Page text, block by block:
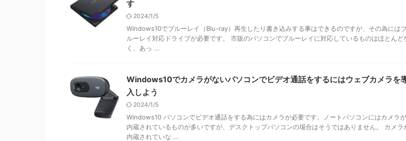
す
2024/1/5
Windows10でブルーレイ（Blu-ray）再生したり書き込みする事はできるのですが、その為には
ルーレイ対応ドライブが必要です。 市販のパソコンでブルーレイに対応しているものはほとんど
く、あっ ...
Windows10でカメラがないパソコンでビデオ通話をするにはウェブカメラを
入しよう
2024/1/5
Windows10 パソコンでビデオ通話をする為にはカメラが必要です。ノートパソコンにはカメラが
内蔵されているものが多いですが、デスクトップパソコンの場合はそうではありません。 カメラ
内蔵されていな ...